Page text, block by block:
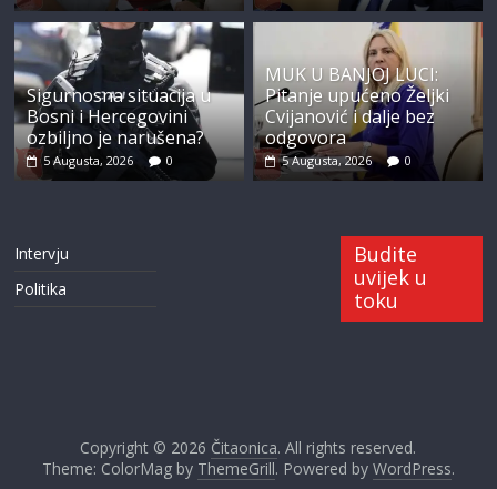
Sigurnosna situacija u
Bosni i Hercegovini
ozbiljno je narušena?
5 Augusta, 2026 0
MUK U BANJOJ LUCI:
Pitanje upućeno Željki
Cvijanović i dalje bez
odgovora
5 Augusta, 2026 0
Intervju
Politika
Budite
uvijek u
toku
Copyright © 2026 Čitaonica. All rights reserved.
Theme: ColorMag by ThemeGrill. Powered by WordPress.